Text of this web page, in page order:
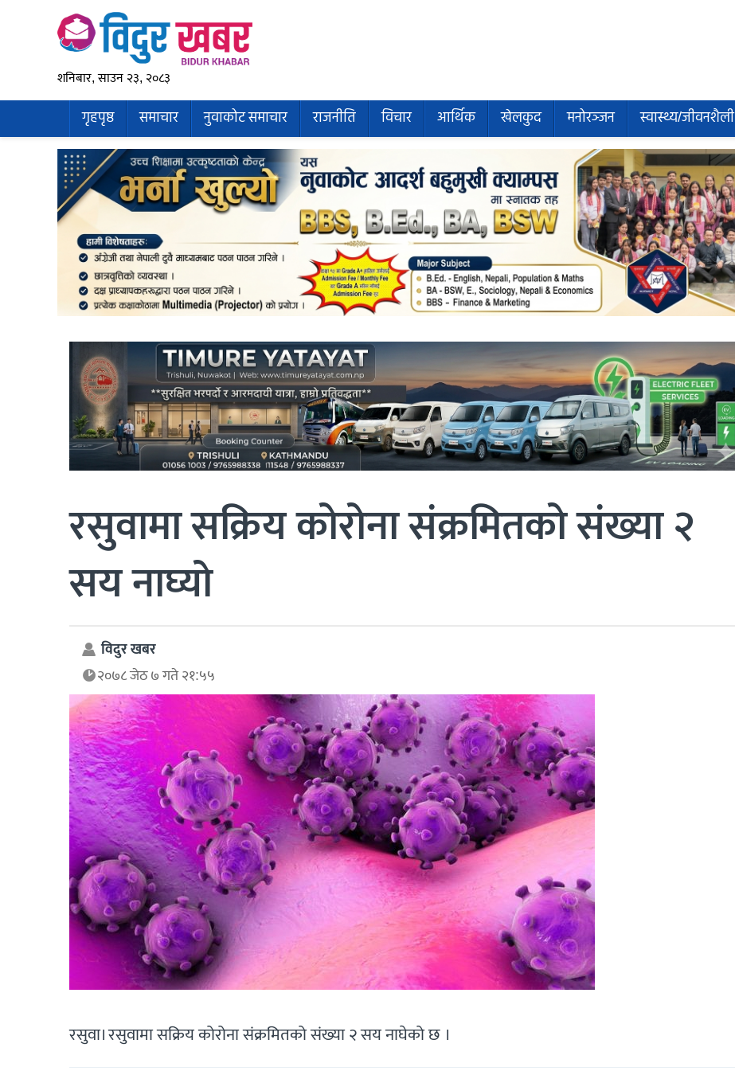
शनिबार, साउन २३, २०८३
गृहपृष्ठ समाचार नुवाकोट समाचार राजनीति विचार आर्थिक खेलकुद मनोरञ्जन स्वास्थ्य/जीवनशैली
रसुवामा सक्रिय कोरोना संक्रमितको संख्या २
सय नाघ्यो
विदुर खबर
२०७८ जेठ ७ गते २१:५५
रसुवा। रसुवामा सक्रिय कोरोना संक्रमितको संख्या २ सय नाघेको छ ।